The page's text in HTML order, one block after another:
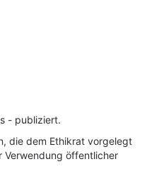
- publiziert.
die dem Ethikrat vorgelegt
Verwendung öffentlicher